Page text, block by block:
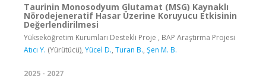
Taurinin Monosodyum Glutamat (MSG) Kaynaklı
Nörodejeneratif Hasar Üzerine Koruyucu Etkisinin
Değerlendirilmesi
Yükseköğretim Kurumları Destekli Proje , BAP Araştırma Projesi
Atıcı Y. (Yürütücü), Yücel D., Turan B., Şen M. B.
2025 - 2027